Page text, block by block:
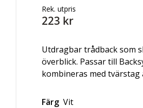
Rek. utpris
223 kr
Utdragbar trådback som
överblick. Passar till
kombineras med tvärstag
Färg Vit